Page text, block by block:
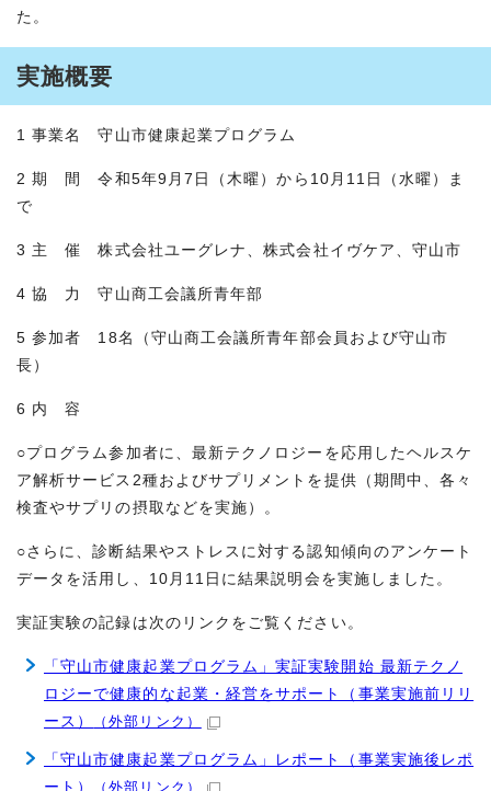
た。
実施概要
1 事業名 守山市健康起業プログラム
2 期 間 令和5年9月7日（木曜）から10月11日（水曜）ま
で
3 主 催 株式会社ユーグレナ、株式会社イヴケア、守山市
4 協 力 守山商工会議所青年部
5 参加者 18名（守山商工会議所青年部会員および守山市
長）
6 内 容
○プログラム参加者に、最新テクノロジーを応用したヘルスケ
ア解析サービス2種およびサプリメントを提供（期間中、各々
検査やサプリの摂取などを実施）。
○さらに、診断結果やストレスに対する認知傾向のアンケート
データを活用し、10月11日に結果説明会を実施しました。
実証実験の記録は次のリンクをご覧ください。
「守山市健康起業プログラム」実証実験開始 最新テクノ
ロジーで健康的な起業・経営をサポート（事業実施前リリ
ース）
（外部リンク）
「守山市健康起業プログラム」レポート（事業実施後レポ
ート）
（外部リンク）